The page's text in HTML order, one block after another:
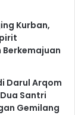
Kurban,
Berkemajuan
Darul Arqom
Santri
Gemilang